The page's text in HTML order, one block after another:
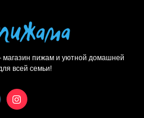
пижам и уютной домашней
всей семьи!